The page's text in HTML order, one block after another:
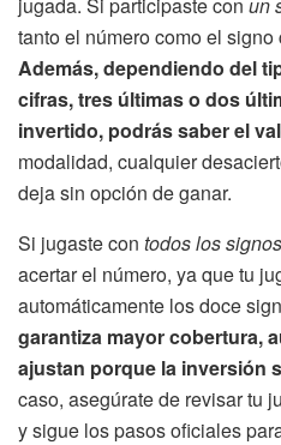
tanto el número como el
Además, dependiendo del
cifras, tres últimas o dos
invertido, podrás saber el
modalidad, cualquier
deja sin opción de ganar.
Si jugaste con todos los signos
acertar el número, ya que tu
automáticamente los doce
garantiza mayor cobertura,
ajustan porque la inversión
caso, asegúrate de revisar tu
y sigue los pasos oficiales